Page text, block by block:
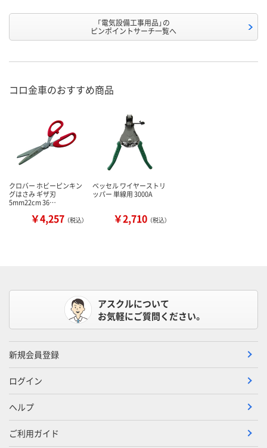
「電気設備工事用品」の
ピンポイントサーチ一覧へ
コロ金車のおすすめ商品
クロバー ホビーピンキン
グはさみ ギザ刃
5mm22cm 36…
￥4,257 （税込）
ベッセル ワイヤーストリ
ッパー 単線用 3000A
￥2,710 （税込）
アスクルについて
お気軽にご質問ください。
新規会員登録
ログイン
ヘルプ
ご利用ガイド